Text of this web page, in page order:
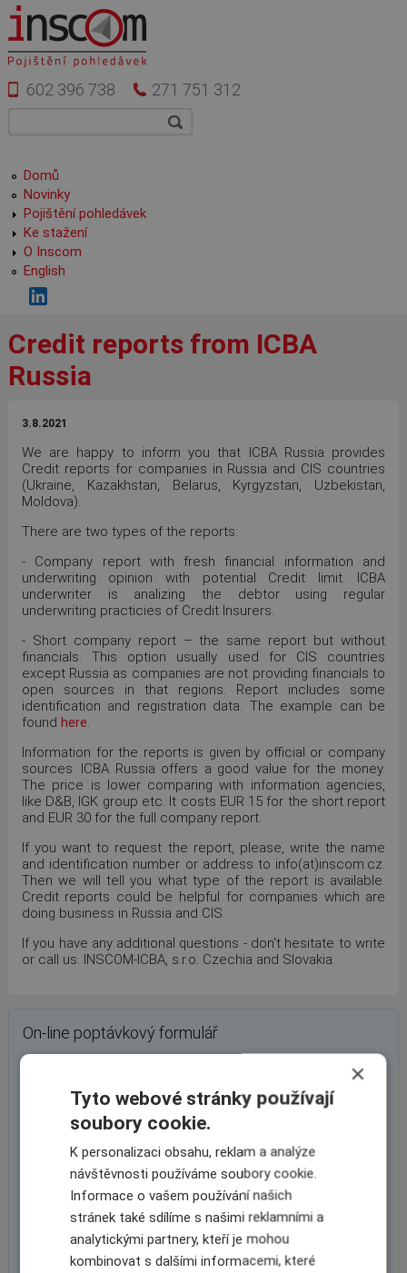
Přejít k hlavnímu obsahu
602 396 738 271 751 312
Hlavní menu
Domů
Novinky
Pojištění pohledávek
Ke stažení
O Inscom
English
Credit reports from ICBA
Russia
3.8.2021
We are happy to inform you that ICBA Russia provides
Credit reports for companies in Russia and CIS countries
(Ukraine, Kazakhstan, Belarus, Kyrgyzstan, Uzbekistan,
Moldova).
There are two types of the reports:
- Company report with fresh financial information and
underwriting opinion with potential Credit limit. ICBA
underwriter is analizing the debtor using regular
underwriting practicies of Credit Insurers.
- Short company report – the same report but without
financials. This option usually used for CIS countries
except Russia as companies are not providing financials to
open sources in that regions. Report includes some
identification and registration data. The example can be
found here
Information for the reports is given by official or company
sources. ICBA Russia offers a good value for the money.
The price is lower comparing with information agencies,
like D&B, IGK group etc. It costs EUR 15 for the short report
and EUR 30 for the full company report.
If you want to request the report, please, write the name
and identification number or address to info(at)inscom.cz.
Then we will tell you what type of the report is available.
Credit reports could be helpful for companies which are
doing business in Russia and CIS.
If you have any additional questions - don't hesitate to write
or call us. INSCOM-ICBA, s.r.o. Czechia and Slovakia.
On-line poptávkový formulář
×
Tyto webové stránky používají
soubory cookie.
K personalizaci obsahu, reklam a analýze
návštěvnosti používáme soubory cookie.
Informace o vašem používání našich
stránek také sdílíme s našimi reklamními a
analytickými partnery, kteří je mohou
kombinovat s dalšími informacemi, které